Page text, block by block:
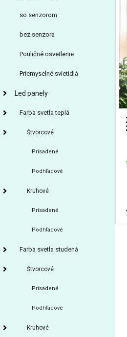
so senzorom
bez senzora
Pouličné osvetlenie
Priemyselné svietidlá
Led panely
Farba svetla teplá
Štvorcové
Prisadené
Podhľadové
Kruhové
Prisadené
Podhľadové
Farba svetla studená
Štvorcové
Prisadené
Podhľadové
Kruhové